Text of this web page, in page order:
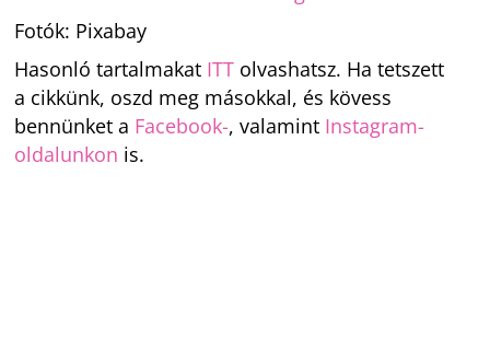
Fotók: Pixabay
Hasonló tartalmakat ITT olvashatsz. Ha tetszett
a cikkünk, oszd meg másokkal, és kövess
bennünket a Facebook-, valamint Instagram-
oldalunkon is.